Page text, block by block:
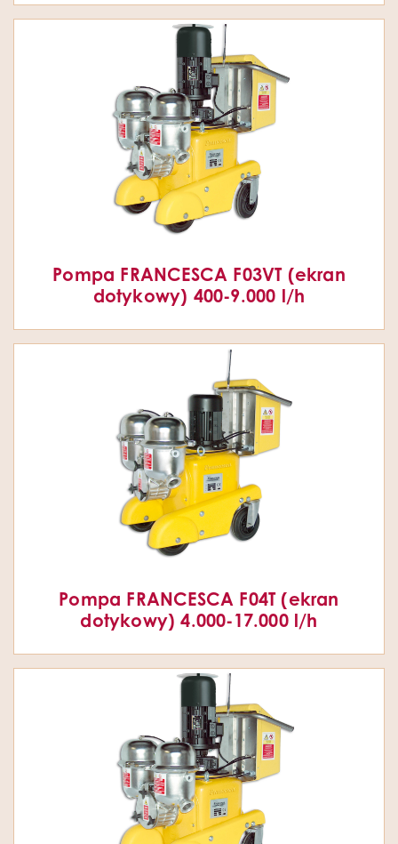
Pompa FRANCESCA F03VT (ekran
dotykowy) 400-9.000 l/h
Pompa FRANCESCA F04T (ekran
dotykowy) 4.000-17.000 l/h